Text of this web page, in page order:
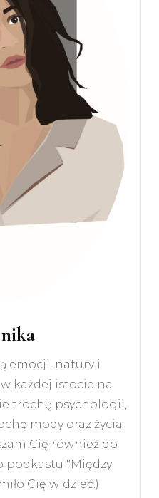
emocji, natury i
każdej istocie na
trochę psychologii,
mody oraz życia
Cię również do
podkastu "Między
Cię widzieć:)